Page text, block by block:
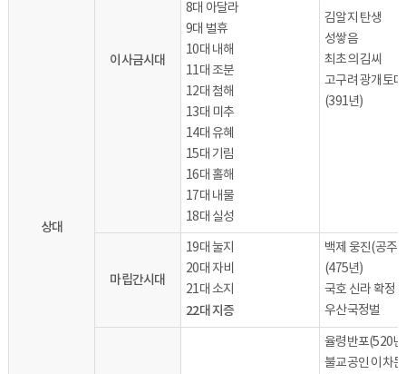
상대
이사금시대
8대 아달라
9대 벌휴
10대 내해
11대 조분
12대 첨해
13대 미추
14대 유혜
15대 기림
16대 홀해
17대 내물
18대 실성
김알지 탄생
성쌓음
최초의 김씨
고구려 광개토
(391년)
마립간시대
19대 눌지
20대 자비
21대 소지
22대 지증
백제 웅진(공주)
(475년)
국호 신라 확정
우산국정벌
율령반포(520
불교공인 이차